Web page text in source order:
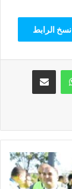
نسخ الرابط
واتساب مشاركة عبر البريد